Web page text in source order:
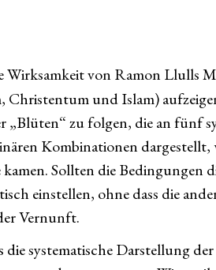
Wirksamkeit von Ramon Llulls
Christentum und Islam)
„Blüten“ zu folgen, die an fünf
Kombinationen dargestellt,
Sollten die Bedingungen
einstellen, ohne dass die
Vernunft.
systematische Darstellung